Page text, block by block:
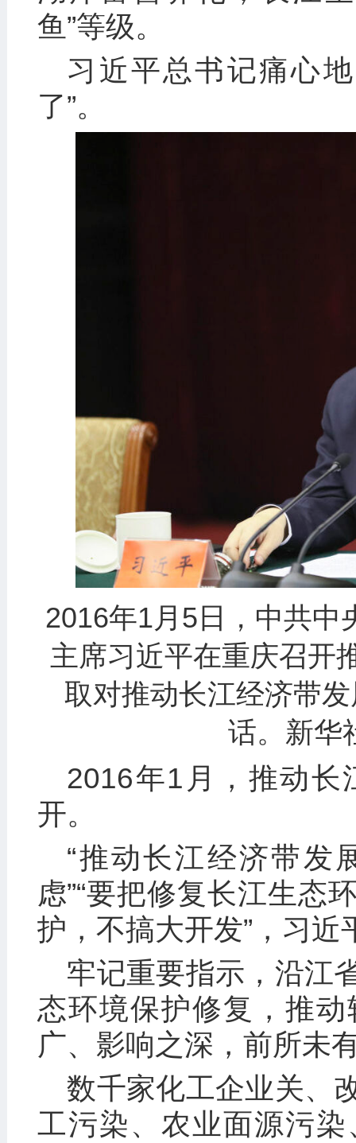
鱼”等级。
习近平总书记痛心
了”。
2016年1月5日，中共中
主席习近平在重庆召开
取对推动长江经济带
话。新华
2016年1月，推动长
开。
“推动长江经济带发
虑”“要把修复长江生态
护，不搞大开发”，习
牢记重要指示，沿江
态环境保护修复，推
广、影响之深，前所未
数千家化工企业关、
工污染、农业面源污